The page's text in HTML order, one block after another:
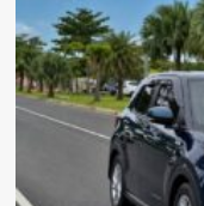
Bangkitkan
Gaya
Hidup
Sehat
Lewat
Olahraga
Massal
dan
Aksi